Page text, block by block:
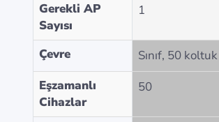
Gerekli AP
Sayısı
1
Çevre
Sınıf, 50 koltuk
Eşzamanlı
Cihazlar
50